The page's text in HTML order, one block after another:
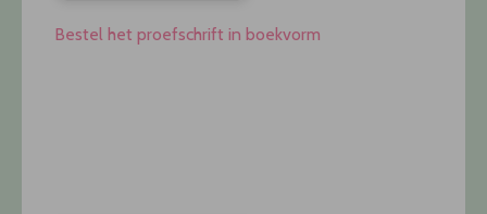
Bestel het proefschrift in boekvorm